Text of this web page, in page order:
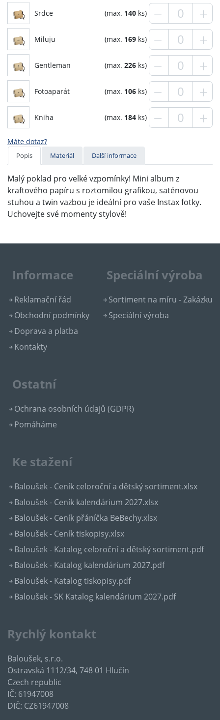
Srdce (max. 140 ks)
Miluju (max. 169 ks)
Gentleman (max. 226 ks)
Fotoaparát (max. 106 ks)
Kniha (max. 184 ks)
Máte dotaz?
Popis Materiál Další informace
Malý poklad pro velké vzpomínky! Mini album z
kraftového papíru s roztomilou grafikou, saténovou
stuhou a twin vazbou je ideální pro vaše Instax fotky.
Uchovejte své momenty stylově!
Informace
Reklamační řád
Obchodní podmínky
Doprava a platba
Kontakty
Speciální výroba
Sortiment na míru - Zakázku
Speciální výroba
Ostatní
Ochrana osobních údajů (GDPR)
Pomáháme
Ke stažení
Baloušek - Ceník celoroční a dětský sortiment.xlsx
Baloušek - Ceník kalendárium 2027.xlsx
Baloušek - Ceník přáníčka BeBechy.xlsx
Baloušek - Ceník tiskopisy.xlsx
Baloušek - Katalog celoroční a dětský sortiment.pdf
Baloušek - Katalog kalendárium 2027.pdf
Baloušek - Katalog tiskopisy.pdf
Baloušek - SK Katalog kalendárium 2027.pdf
Rychlý kontakt
Baloušek, s.r.o.
Ostravská 1112/34, 748 01 Hlučín
Czech republic
IČ: 61947008
DIČ: CZ61947008